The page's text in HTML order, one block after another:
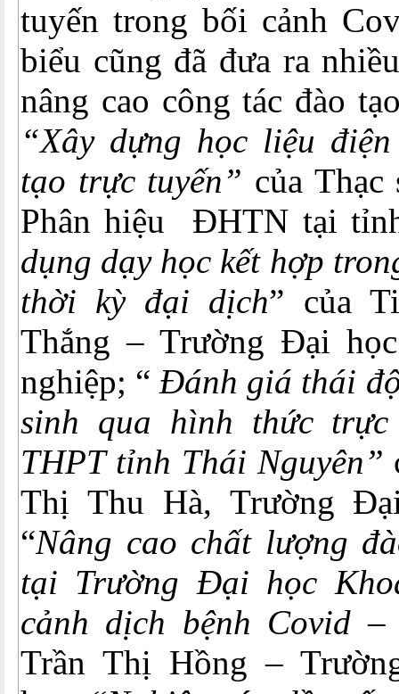
tuyến trong bối cảnh
biểu cũng đã đưa ra
nâng cao công tác đào
“Xây dựng học liệu
tạo trực tuyến” của
Phân hiệu ĐHTN tại
dụng dạy học kết hợp
thời kỳ đại dịch” của
Thắng – Trường Đại
nghiệp; “Đánh giá thái
sinh qua hình thức
THPT tỉnh Thái Nguyên”
Thị Thu Hà, Trường
“Nâng cao chất lượng
tại Trường Đại học
cảnh dịch bệnh Covid –
Trần Thị Hồng –